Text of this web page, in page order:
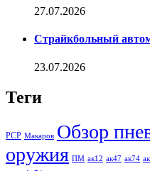
27.07.2026
Страйкбольный
23.07.2026
Теги
PCP Макаров Обзор
оружия ПМ ак12 ак47 ак74